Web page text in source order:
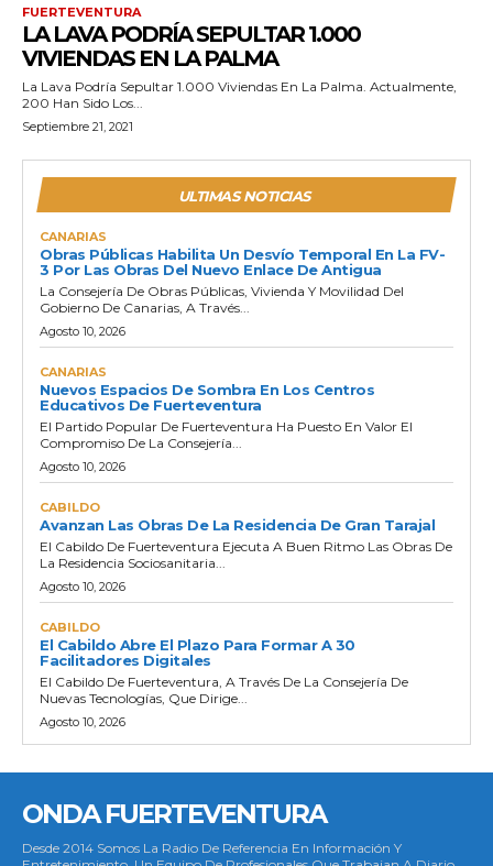
FUERTEVENTURA
LA LAVA PODRÍA SEPULTAR 1.000
VIVIENDAS EN LA PALMA
La Lava Podría Sepultar 1.000 Viviendas En La Palma. Actualmente,
200 Han Sido Los...
Septiembre 21, 2021
ULTIMAS NOTICIAS
CANARIAS
Obras Públicas Habilita Un Desvío Temporal En La FV-
3 Por Las Obras Del Nuevo Enlace De Antigua
La Consejería De Obras Públicas, Vivienda Y Movilidad Del
Gobierno De Canarias, A Través...
Agosto 10, 2026
CANARIAS
Nuevos Espacios De Sombra En Los Centros
Educativos De Fuerteventura
El Partido Popular De Fuerteventura Ha Puesto En Valor El
Compromiso De La Consejería...
Agosto 10, 2026
CABILDO
Avanzan Las Obras De La Residencia De Gran Tarajal
El Cabildo De Fuerteventura Ejecuta A Buen Ritmo Las Obras De
La Residencia Sociosanitaria...
Agosto 10, 2026
CABILDO
El Cabildo Abre El Plazo Para Formar A 30
Facilitadores Digitales
El Cabildo De Fuerteventura, A Través De La Consejería De
Nuevas Tecnologías, Que Dirige...
Agosto 10, 2026
ONDA FUERTEVENTURA
Desde 2014 Somos La Radio De Referencia En Información Y